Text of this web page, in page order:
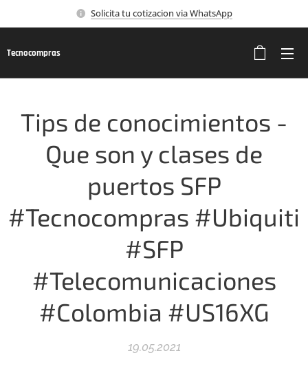
Solicita tu cotizacion via WhatsApp
Tecnocompras
Tips de conocimientos -
Que son y clases de
puertos SFP
#Tecnocompras #Ubiquiti
#SFP
#Telecomunicaciones
#Colombia #US16XG
19.05.2021